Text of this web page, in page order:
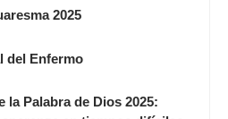
2025
del Enfermo
la Palabra de Dios 2025: